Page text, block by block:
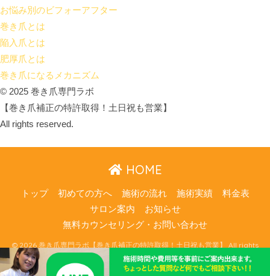
お悩み別のビフォーアフター
巻き爪とは
陥入爪とは
肥厚爪とは
巻き爪になるメカニズム
© 2025 巻き爪専門ラボ
【巻き爪補正の特許取得！土日祝も営業】
All rights reserved.
HOME
トップ 初めての方へ 施術の流れ 施術実績
料金表
サロン案内
お知らせ
無料カウンセリング・お問い合わせ
© 2026 巻き爪専門ラボ【巻き爪補正の特許取得！土日祝も営業】 All rights
reserved.